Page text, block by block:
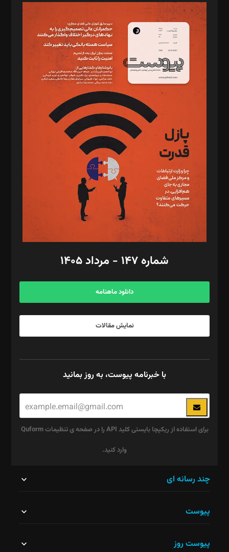
مدیر مسئول: محمدباقر اثنی‌عشری
سردبیر: مهرک محمودی
دبیر تحریریه: میثم قاسمی
د‌بیر ناداستان: سمانه سمیع
د‌بیر خدمت و تجارت: ابوالفضل رجبی
د‌بیر حقوق فناوری: حسام‌الدین ایپکچی
د‌بیر پیوست جهان: مینا پاکدل
د‌بیر تحریریه آنلاین: بابک نقاش
تحریریه‌: مجتبی محمود‌ی، آرش برهمند، یسنا امان‌پور، سروش کرمیان،
مصطفی مسجدی آرانی، ابوالفضل رجبی، زهرا فکرانه، فائزه فتحی
رستمی،مصطفی باستان
ویرایش: نگار استاد‌‌آقا
طراح یونیفرم: مجید توکلی
فیلمبرداری و عکاسی: امیر شفیعی، مانی لطفی زاده
گرافیک و صفحه‌آرایی: سید‌سبحان‌علی ثابت
مد‌یر توسعه تجاری: کامبیز برید‌
امور مالی: شاپور رهبری، محمد‌ کاظمی‌نیا
آگهی و مشترکین: ۰۹۱۹۹۹۹۰۴۵۴
شماره ۱۴۷ - مرداد ۱۴۰۵
دانلود ماهنامه
نمایش مقالات
با خبرنامه پیوست، به روز بمانید
برای استفاده از ریکپچا بایستی کلید API را در صفحه ی تنظیمات Quform
وارد کنید.
نباید
چند رسانه ای
پیوست
پیوست روز